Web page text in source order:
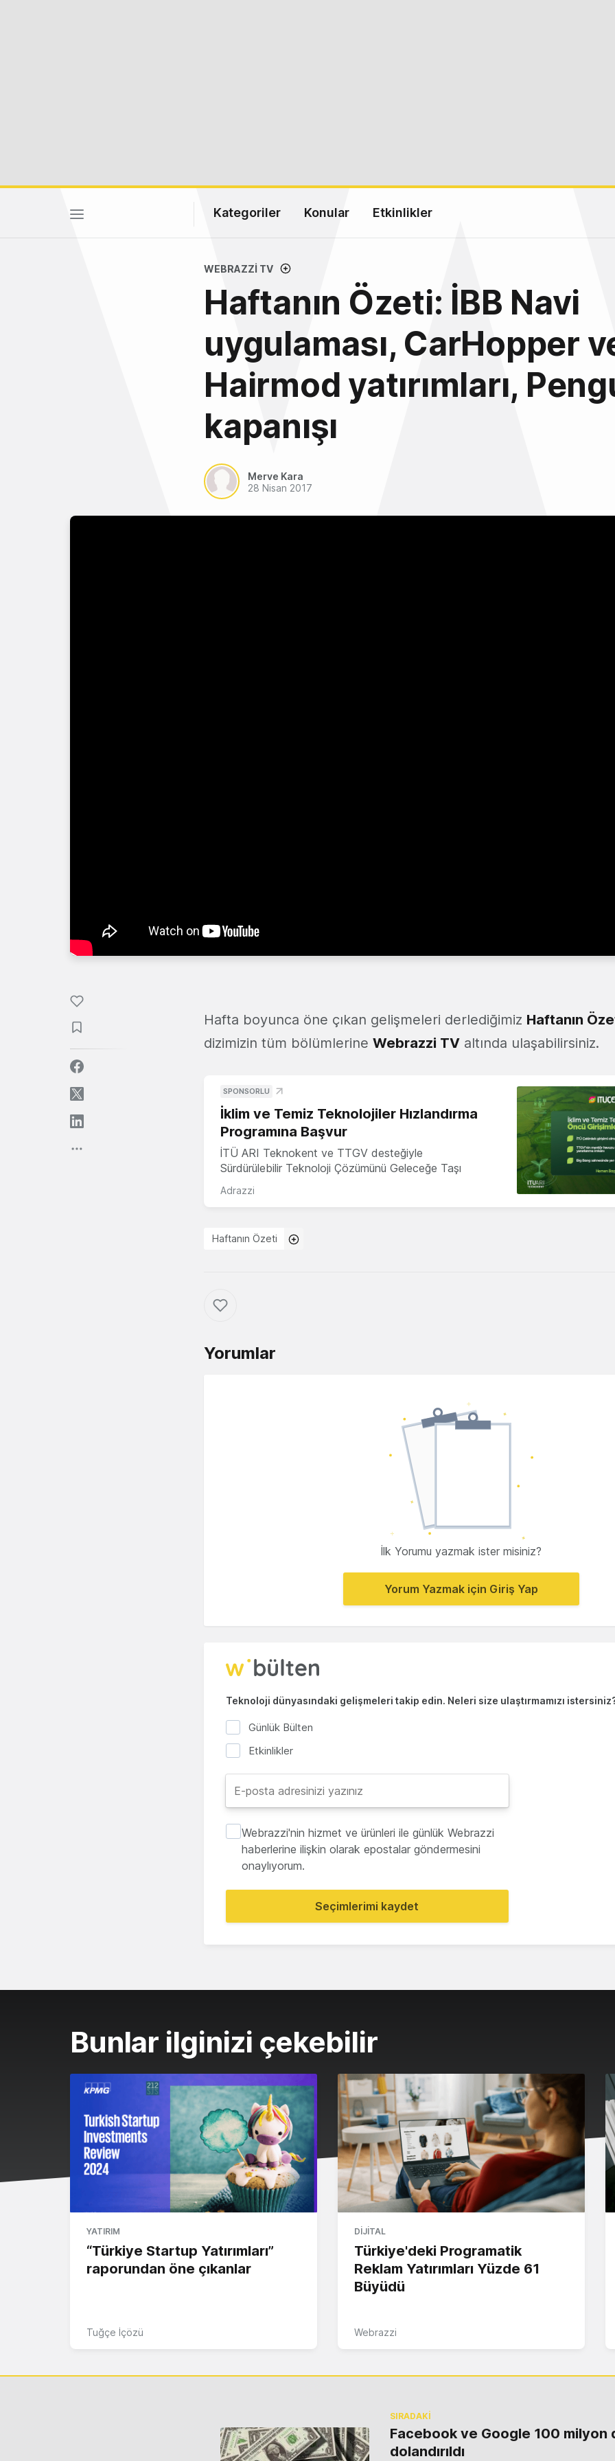
Kategoriler Konular Etkinlikler
WEBRAZZI TV
Haftanın Özeti: İBB Navi
uygulaması, CarHopper
Hairmod yatırımları,
kapanışı
Merve Kara
28 Nisan 2017
Hafta boyunca öne çıkan gelişmeleri derlediğimiz Haftanın
dizimizin tüm bölümlerine Webrazzi TV altında ulaşabilirsiniz.
SPONSORLU
İklim ve Temiz Teknolojiler Hızlandırma
Programına Başvur
İTÜ ARI Teknokent ve TTGV desteğiyle
Sürdürülebilir Teknoloji Çözümünü Geleceğe Taşı
Adrazzi
Haftanın Özeti
Yorumlar
İlk Yorumu yazmak ister misiniz?
Yorum Yazmak için Giriş Yap
Teknoloji dünyasındaki gelişmeleri takip edin. Neleri size ulaştırmamızı
Günlük Bülten
Etkinlikler
Webrazzi'nin hizmet ve ürünleri ile günlük Webrazzi
haberlerine ilişkin olarak epostalar göndermesini
onaylıyorum.
Seçimlerimi kaydet
Bunlar ilginizi çekebilir
YATIRIM
“Türkiye Startup Yatırımları”
raporundan öne çıkanlar
Tuğçe İçözü
DIJITAL
Türkiye'deki Programatik
Reklam Yatırımları Yüzde 61
Büyüdü
Webrazzi
SIRADAKİ
Facebook ve Google 100 milyon
dolandırıldı